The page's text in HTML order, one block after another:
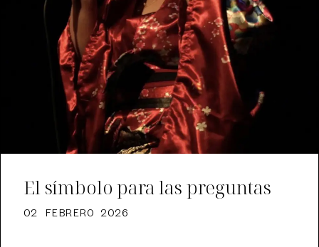
El símbolo para las preguntas
02 FEBRERO 2026